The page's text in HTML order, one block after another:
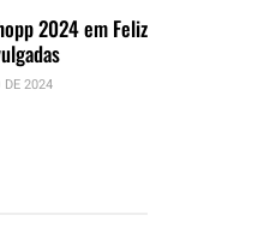
2024 em Feliz
2024